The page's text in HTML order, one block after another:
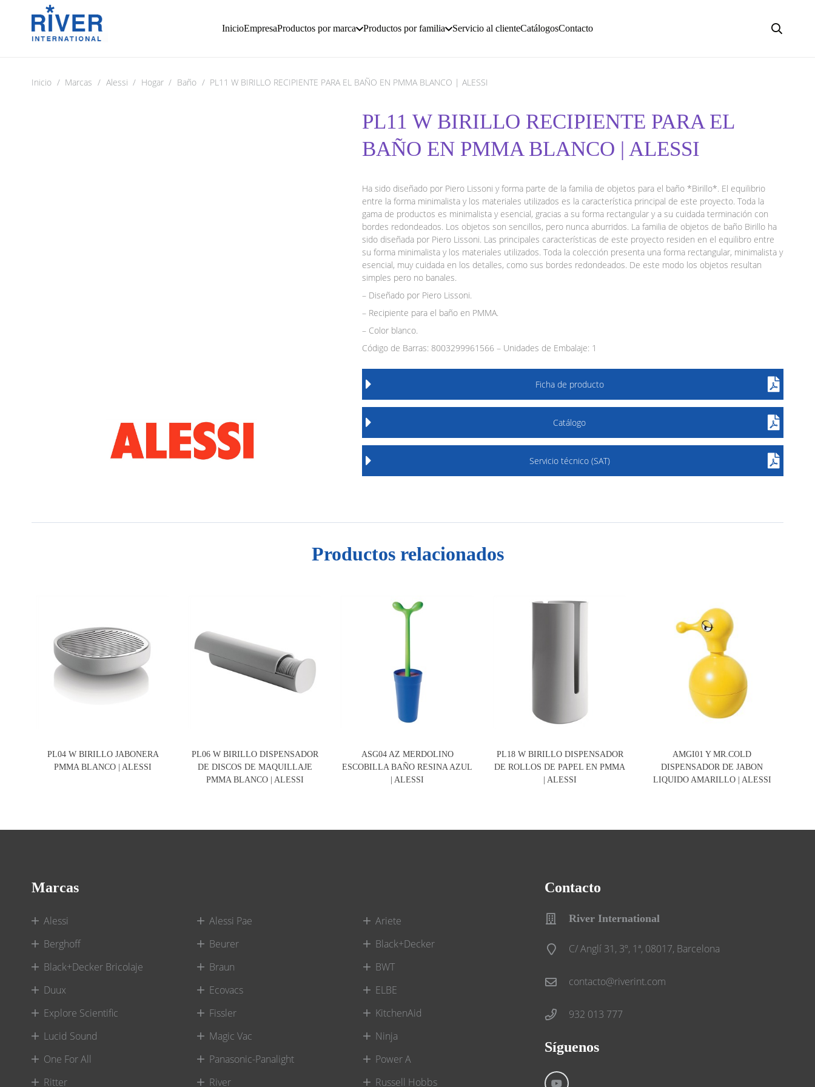
InicioEmpresaProductos por marca Productos por familia Servicio al clienteCatálogosContacto
Inicio / Marcas / Alessi / Hogar / Baño / PL11 W BIRILLO RECIPIENTE PARA EL BAÑO EN PMMA BLANCO | ALESSI
PL11 W BIRILLO RECIPIENTE PARA EL
BAÑO EN PMMA BLANCO | ALESSI
Ha sido diseñado por Piero Lissoni y forma parte de la familia de objetos para el baño *Birillo*. El equilibrio
entre la forma minimalista y los materiales utilizados es la característica principal de este proyecto. Toda la
gama de productos es minimalista y esencial, gracias a su forma rectangular y a su cuidada terminación con
bordes redondeados. Los objetos son sencillos, pero nunca aburridos. La familia de objetos de baño Birillo ha
sido diseñada por Piero Lissoni. Las principales características de este proyecto residen en el equilibro entre
su forma minimalista y los materiales utilizados. Toda la colección presenta una forma rectangular, minimalista y
esencial, muy cuidada en los detalles, como sus bordes redondeados. De este modo los objetos resultan
simples pero no banales.
– Diseñado por Piero Lissoni.
– Recipiente para el baño en PMMA.
– Color blanco.
Código de Barras: 8003299961566 – Unidades de Embalaje: 1
Ficha de producto
Catálogo
Servicio técnico (SAT)
Productos relacionados
PL04 W BIRILLO JABONERA
PMMA BLANCO | ALESSI
PL06 W BIRILLO DISPENSADOR
DE DISCOS DE MAQUILLAJE
PMMA BLANCO | ALESSI
ASG04 AZ MERDOLINO
ESCOBILLA BAÑO RESINA AZUL
| ALESSI
PL18 W BIRILLO DISPENSADOR
DE ROLLOS DE PAPEL EN PMMA
| ALESSI
AMGI01 Y MR.COLD
DISPENSADOR DE JABON
LIQUIDO AMARILLO | ALESSI
Marcas
Alessi Alessi Pae
Ariete
Berghoff
Beurer
Black+Decker
Black+Decker Bricolaje
Braun
BWT
Duux
Ecovacs
ELBE
Explore Scientific
Fissler
KitchenAid
Lucid Sound
Magic Vac
Ninja
One For All
Panasonic-Panalight
Power A
Ritter
River Russell Hobbs
Contacto
River International
C/ Anglí 31, 3º, 1ª, 08017, Barcelona
contacto@riverint.com
932 013 777
Síguenos